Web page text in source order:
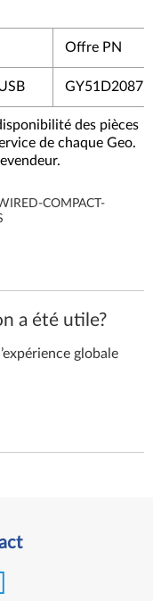
Offre PN
GY51D20875
des pièces
de chaque Geo.
COMPACT-
a été utile?
globale